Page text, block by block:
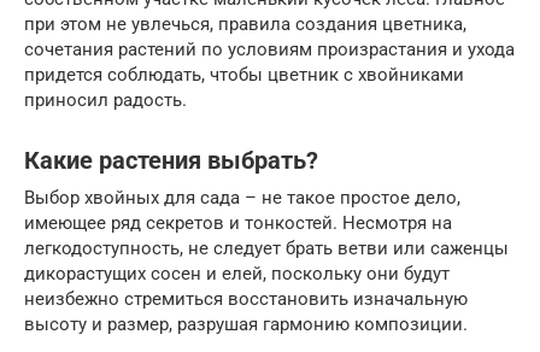
при этом не увлечься, правила создания цветника,
сочетания растений по условиям произрастания и ухода
придется соблюдать, чтобы цветник с хвойниками
приносил радость.
Какие растения выбрать?
Выбор хвойных для сада – не такое простое дело,
имеющее ряд секретов и тонкостей. Несмотря на
легкодоступность, не следует брать ветви или саженцы
дикорастущих сосен и елей, поскольку они будут
неизбежно стремиться восстановить изначальную
высоту и размер, разрушая гармонию композиции.